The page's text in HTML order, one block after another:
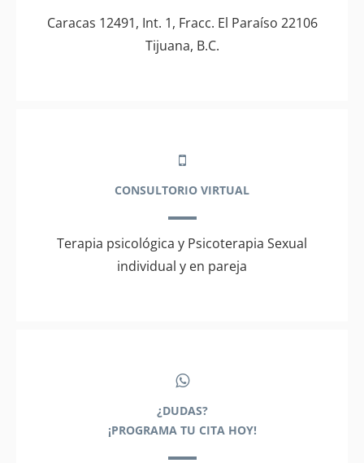
Caracas 12491, Int. 1, Fracc. El Paraíso 22106
Tijuana, B.C.
CONSULTORIO VIRTUAL
Terapia psicológica y Psicoterapia Sexual
individual y en pareja
¿DUDAS?
¡PROGRAMA TU CITA HOY!